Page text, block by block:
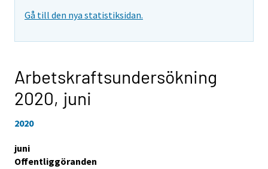
Gå till den nya statistiksidan.
Arbetskraftsundersökning
2020, juni
2020
juni
Offentliggöranden